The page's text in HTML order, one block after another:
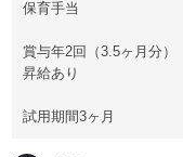
保育手当
賞与年2回（3.5ヶ月分）
昇給あり
試用期間3ヶ月